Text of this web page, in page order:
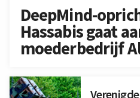
DeepMind-
Hassabis gaat
moederbedrijf